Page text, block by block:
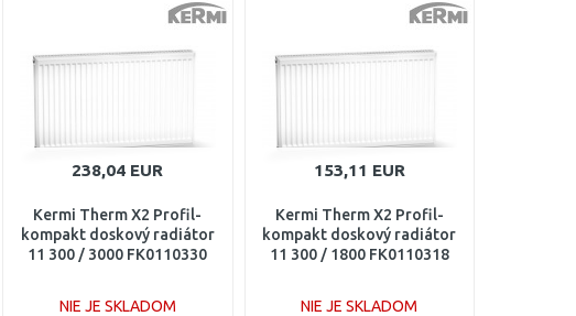
DO KOŠÍKA
Porovnať
DO KOŠÍKA
Porovnať
238,04 EUR
Kermi Therm X2 Profil-
kompakt doskový radiátor
11 300 / 3000 FK0110330
NIE JE SKLADOM
153,11 EUR
Kermi Therm X2 Profil-
kompakt doskový radiátor
11 300 / 1800 FK0110318
NIE JE SKLADOM